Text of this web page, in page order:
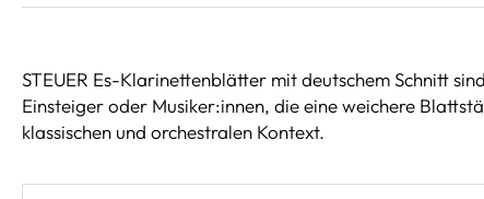
STEUER Es-Klarinettenblätter mit deutschem Schnitt
Einsteiger oder Musiker:innen, die eine weichere
klassischen und orchestralen Kontext.